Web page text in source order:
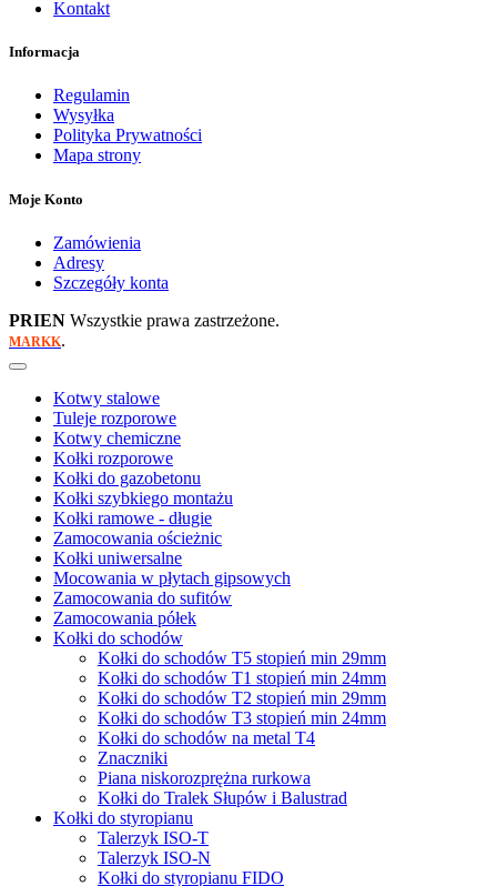
Kontakt
Informacja
Regulamin
Wysyłka
Polityka Prywatności
Mapa strony
Moje Konto
Zamówienia
Adresy
Szczegóły konta
PRIEN Wszystkie prawa zastrzeżone.
MARKK.
Kotwy stalowe
Tuleje rozporowe
Kotwy chemiczne
Kołki rozporowe
Kołki do gazobetonu
Kołki szybkiego montażu
Kołki ramowe - długie
Zamocowania ościeżnic
Kołki uniwersalne
Mocowania w płytach gipsowych
Zamocowania do sufitów
Zamocowania półek
Kołki do schodów
Kołki do schodów T5 stopień min 29mm
Kołki do schodów T1 stopień min 24mm
Kołki do schodów T2 stopień min 29mm
Kołki do schodów T3 stopień min 24mm
Kołki do schodów na metal T4
Znaczniki
Piana niskorozprężna rurkowa
Kołki do Tralek Słupów i Balustrad
Kołki do styropianu
Talerzyk ISO-T
Talerzyk ISO-N
Kołki do styropianu FIDO